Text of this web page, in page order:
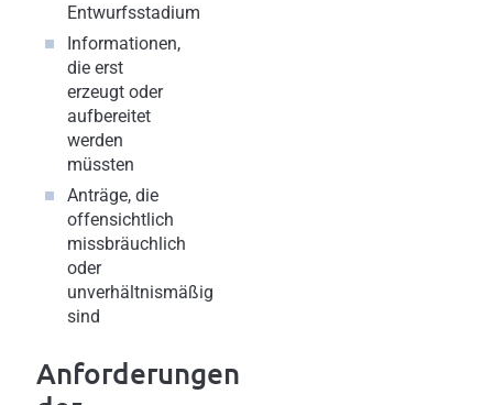
Entwurfsstadium
Informationen,
die erst
erzeugt oder
aufbereitet
werden
müssten
Anträge, die
offensichtlich
missbräuchlich
oder
unverhältnismäßig
sind
Anforderungen